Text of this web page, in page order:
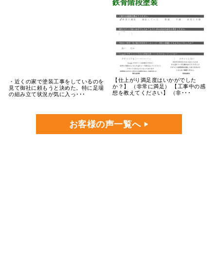
【仕上がり満足度はいかがでした
か？】 （非常に満足） 【工事中の感
想を教えてください】 （非･･･
お客様の声一覧へ